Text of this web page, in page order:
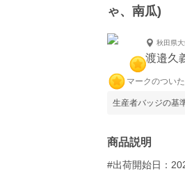
ゃ、南瓜)
秋田県
渡邉久
マークのつい
生産者バッジの基
商品説明
#出荷開始日：